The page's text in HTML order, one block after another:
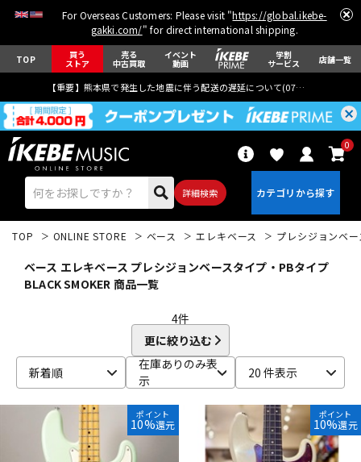
For Overseas Customers: Please visit "https://global.ikebe-
gakki.com/" for direct international shipping.
TOP 買う
ストア
売る
中古買取
イベント
動画
学割
サービス 店舗一覧
【重要】熊本県で発生した地震に伴う配送の遅延について(07月29日
詳細検索
0
ベース ウクレレ
ドラム パーカッション
TOP ONLINE STORE ベース エレキベース プレシジョンベ
ベース エレキベース プレシジョンベースタイプ・PBタイプ
BLACK SMOKER 商品一覧
4件
更に絞り込む
新着順
在庫ありのみ表
示
20 件表示
ポイント
10%還元
ポイント
10%還元